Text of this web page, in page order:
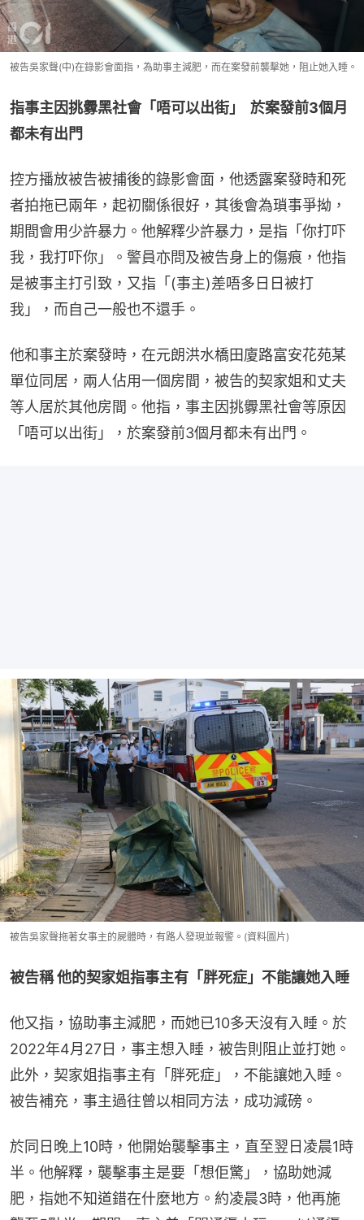
被告吳家聲(中)在錄影會面指，為助事主減肥，而在案發前襲擊她，阻止她入睡。
指事主因挑釁黑社會「唔可以出街」  於案發前3個月
都未有出門
控方播放被告被捕後的錄影會面，他透露案發時和死
者拍拖已兩年，起初關係很好，其後會為瑣事爭拗，
期間會用少許暴力。他解釋少許暴力，是指「你打吓
我，我打吓你」。警員亦問及被告身上的傷痕，他指
是被事主打引致，又指「(事主)差唔多日日被打
我」，而自己一般也不還手。
他和事主於案發時，在元朗洪水橋田廈路富安花苑某
單位同居，兩人佔用一個房間，被告的契家姐和丈夫
等人居於其他房間。他指，事主因挑釁黑社會等原因
「唔可以出街」，於案發前3個月都未有出門。
被告吳家聲拖著女事主的屍體時，有路人發現並報警。(資料圖片)
被告稱 他的契家姐指事主有「胖死症」不能讓她入睡
他又指，協助事主減肥，而她已10多天沒有入睡。於
2022年4月27日，事主想入睡，被告則阻止並打她。
此外，契家姐指事主有「胖死症」，不能讓她入睡。
被告補充，事主過往曾以相同方法，成功減磅。
於同日晚上10時，他開始襲擊事主，直至翌日凌晨1時
半。他解釋，襲擊事主是要「想佢驚」，協助她減
肥，指她不知道錯在什麼地方。約凌晨3時，他再施